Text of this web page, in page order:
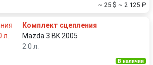
~ 25 $ ~ 2 125 ₽
Комплект сцепления
Mazda 3 BK 2005
2.0 л.
В наличии